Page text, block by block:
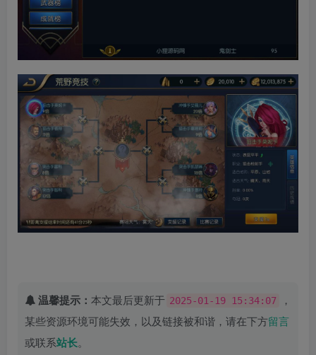
温馨提示： 本文最后更新于 2025-01-19 15:34:07
，
某些资源环境可能失效，以及链接被和谐，请在下方留言
或联系站长。